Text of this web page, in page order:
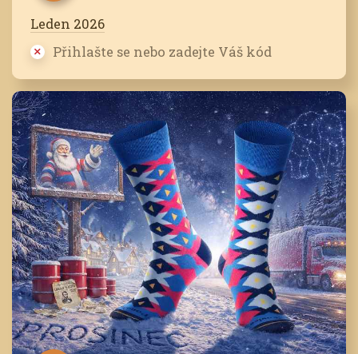
Leden 2026
Přihlašte se nebo zadejte Váš kód